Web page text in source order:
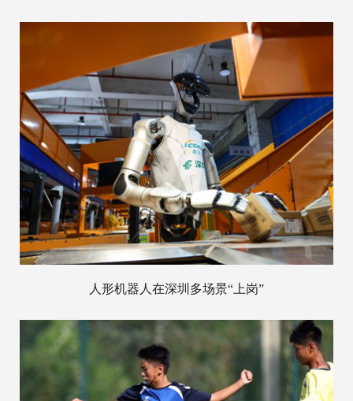
人形机器人在深圳多场景“上岗”